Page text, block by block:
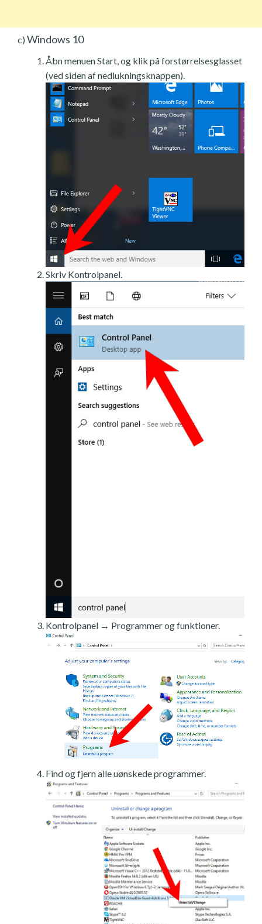
c) Windows 10
Åbn menuen Start, og klik på forstørrelsesglasset
(ved siden af nedlukningsknappen).
Skriv Kontrolpanel.
Kontrolpanel → Programmer og funktioner.
Find og fjern alle uønskede programmer.